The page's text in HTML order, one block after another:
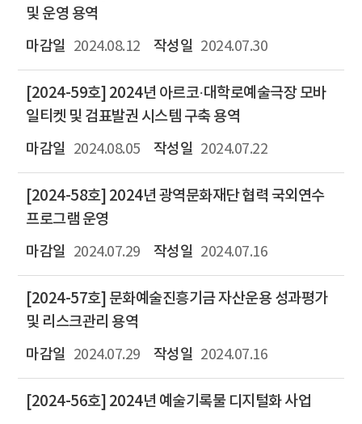
및 운영 용역
2024.08.12 2024.07.30
[2024-59호] 2024년 아르코·대학로예술극장 모바
일티켓 및 검표발권 시스템 구축 용역
2024.08.05 2024.07.22
[2024-58호] 2024년 광역문화재단 협력 국외연수
프로그램 운영
2024.07.29 2024.07.16
[2024-57호] 문화예술진흥기금 자산운용 성과평가
및 리스크관리 용역
2024.07.29 2024.07.16
[2024-56호] 2024년 예술기록물 디지털화 사업